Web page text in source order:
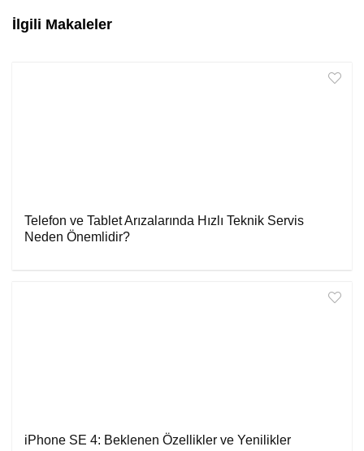
İlgili Makaleler
Telefon ve Tablet Arızalarında Hızlı Teknik Servis
Neden Önemlidir?
iPhone SE 4: Beklenen Özellikler ve Yenilikler